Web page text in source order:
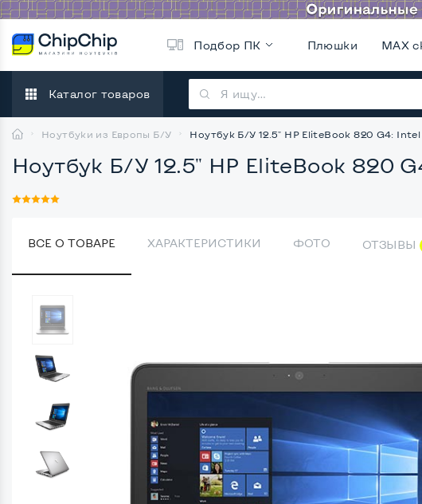
Подбор ПК Плюшки MAX
Каталог товаров
Ноутбуки из Европы Б/У Ноутбук Б/У 12.5" HP EliteBook 820 G4:
Ноутбук Б/У 12.5" HP EliteBook 820
ВСЕ О ТОВАРЕ ХАРАКТЕРИСТИКИ ФОТО ОТЗЫВЫ